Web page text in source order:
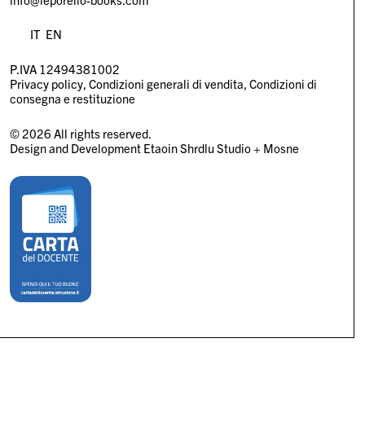
IT EN
P.IVA 12494381002
Privacy policy Condizioni generali di vendita Condizioni di
consegna e restituzione
© 2026 All rights reserved.
Design and Development Etaoin Shrdlu Studio+ Mosne